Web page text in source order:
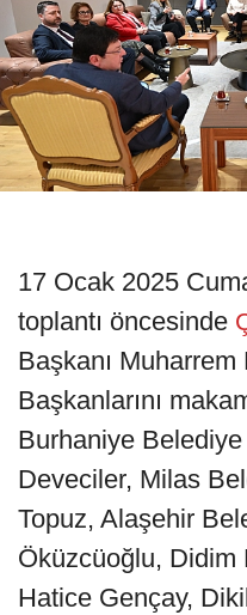
17 Ocak 2025
toplantı öncesinde
Başkanı
Başkanlarını
Burhaniye
Deveciler, Milas
Topuz, Alaşehir
Öküzcüoğlu, Didim
Hatice Gençay,